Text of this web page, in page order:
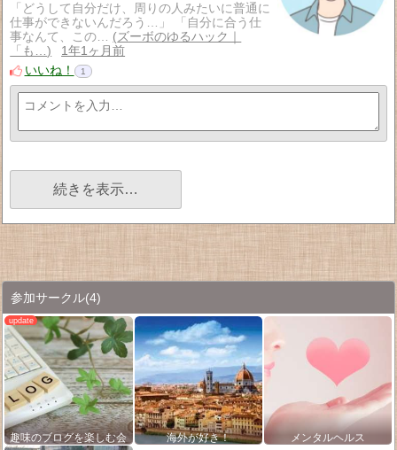
「どうして自分だけ、周りの人みたいに普通に
仕事ができないんだろう…」 「自分に合う仕
事なんて、この…
ズーボのゆるハック｜
「も…
1年1ヶ月前
いいね！
1
続きを表示…
参加サークル(4)
趣味のブログを楽しむ会 海外が好き！ メンタルヘルス